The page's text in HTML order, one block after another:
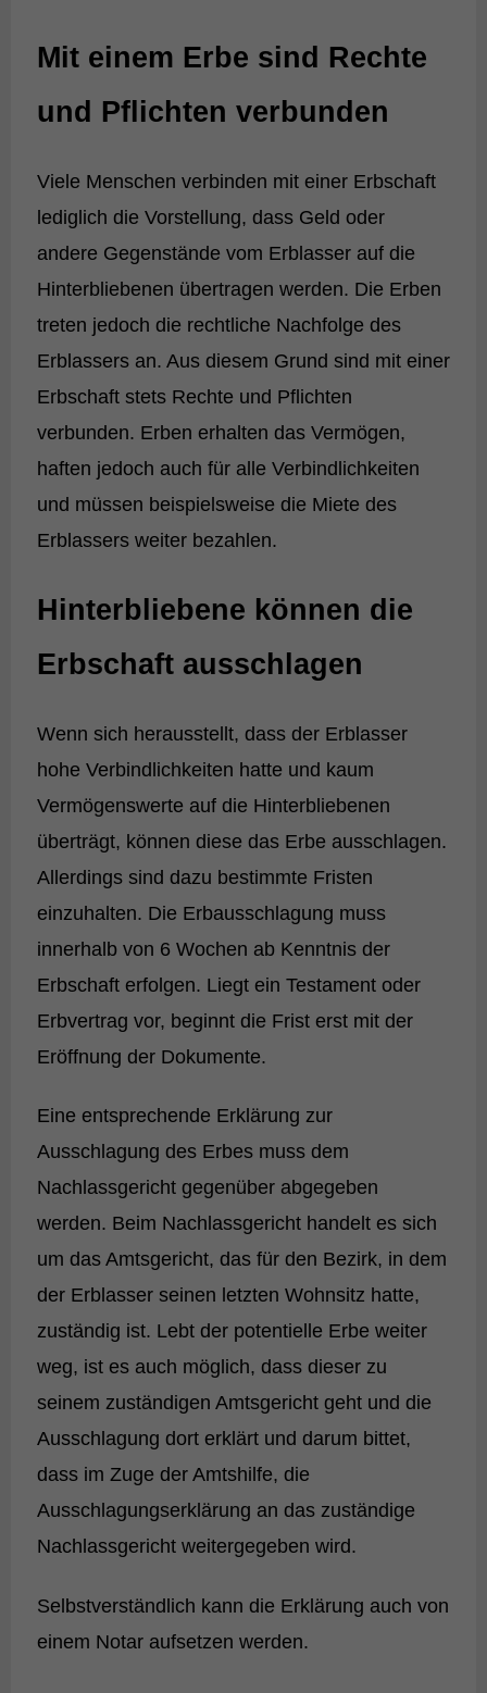
Mit einem Erbe sind Rechte
und Pflichten verbunden
Viele Menschen verbinden mit einer Erbschaft
lediglich die Vorstellung, dass Geld oder
andere Gegenstände vom Erblasser auf die
Hinterbliebenen übertragen werden. Die Erben
treten jedoch die rechtliche Nachfolge des
Erblassers an. Aus diesem Grund sind mit einer
Erbschaft stets Rechte und Pflichten
verbunden. Erben erhalten das Vermögen,
haften jedoch auch für alle Verbindlichkeiten
und müssen beispielsweise die Miete des
Erblassers weiter bezahlen.
Hinterbliebene können die
Erbschaft ausschlagen
Wenn sich herausstellt, dass der Erblasser
hohe Verbindlichkeiten hatte und kaum
Vermögenswerte auf die Hinterbliebenen
überträgt, können diese das Erbe ausschlagen.
Allerdings sind dazu bestimmte Fristen
einzuhalten. Die Erbausschlagung muss
innerhalb von 6 Wochen ab Kenntnis der
Erbschaft erfolgen. Liegt ein Testament oder
Erbvertrag vor, beginnt die Frist erst mit der
Eröffnung der Dokumente.
Eine entsprechende Erklärung zur
Ausschlagung des Erbes muss dem
Nachlassgericht gegenüber abgegeben
werden. Beim Nachlassgericht handelt es sich
um das Amtsgericht, das für den Bezirk, in dem
der Erblasser seinen letzten Wohnsitz hatte,
zuständig ist. Lebt der potentielle Erbe weiter
weg, ist es auch möglich, dass dieser zu
seinem zuständigen Amtsgericht geht und die
Ausschlagung dort erklärt und darum bittet,
dass im Zuge der Amtshilfe, die
Ausschlagungserklärung an das zuständige
Nachlassgericht weitergegeben wird.
Selbstverständlich kann die Erklärung auch von
einem Notar aufsetzen werden.